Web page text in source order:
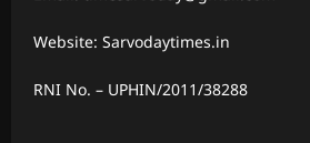
Website: Sarvodaytimes.in
RNI No. – UPHIN/2011/38288